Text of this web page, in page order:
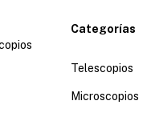
Categorías
Telescopios
Microscopios